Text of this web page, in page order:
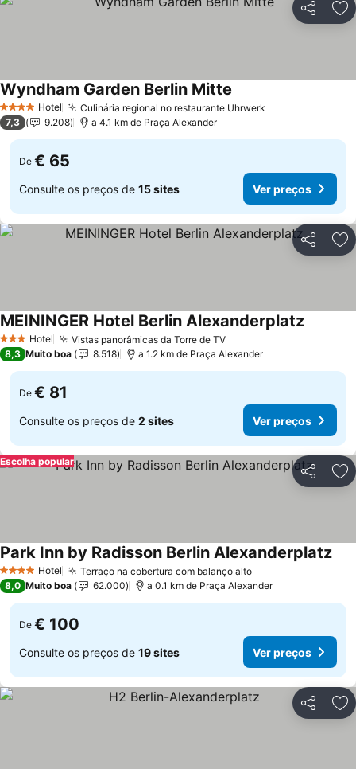
Partilhar
4 EstrelasHotel Culinária regional no restaurante Uhrwerk
Wyndham Garden Berlin Mitte
7,3 9.208 a 4.1 km de Praça Alexander
De € 65
Consulte os preços de 15 sites Ver preços
Partilhar
3 EstrelasHotel Vistas panorâmicas da Torre de TV
MEININGER Hotel Berlin Alexanderplatz
8,3 Muito boa 8.518 a 1.2 km de Praça Alexander
De € 81
Consulte os preços de 2 sites Ver preços
Partilhar
Escolha popular
4 EstrelasHotel Terraço na cobertura com balanço alto
Park Inn by Radisson Berlin Alexanderplatz
8,0 Muito boa 62.000 a 0.1 km de Praça Alexander
De € 100
Consulte os preços de 19 sites Ver preços
Partilhar